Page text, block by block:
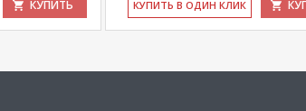
КУПИТЬ КУ­ПИТЬ В ОДИН КЛИК